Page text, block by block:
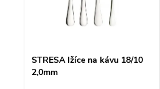
STRESA lžíce na kávu 18/10
2,0mm